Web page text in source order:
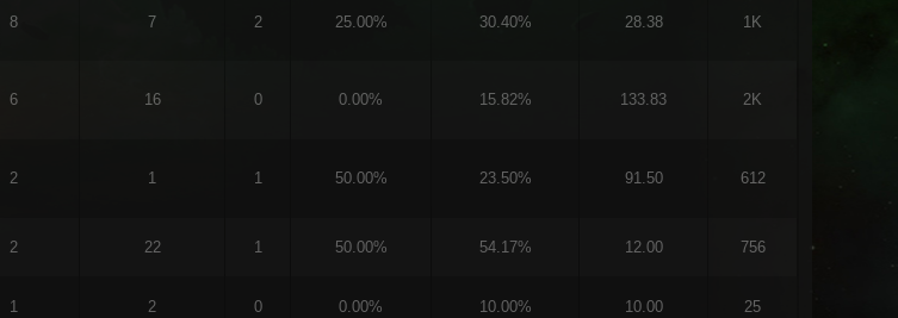
8 7 2 25.00% 30.40% 28.38 1K
6 16 0 0.00% 15.82% 133.83 2K
2 1 1 50.00% 23.50% 91.50 612
2 22 1 50.00% 54.17% 12.00 756
1 2 0 0.00% 10.00% 10.00 25